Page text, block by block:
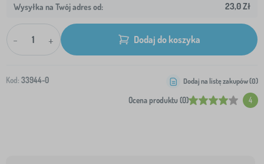
Wysyłka na Twój adres od: 23,0 Zł
- + Dodaj do koszyka
Kod: 33944-0
Ocena produktu (0) 4
Dodaj na listę zakupów (0)